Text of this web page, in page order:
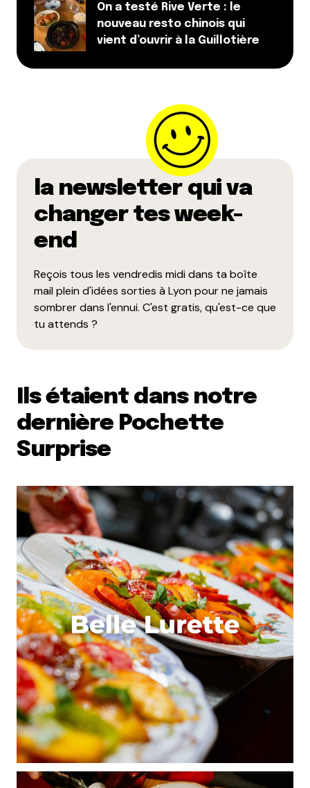
On a testé Rive Verte : le
nouveau resto chinois qui
vient d’ouvrir à la Guillotière
la newsletter qui va
changer tes week-
end
Reçois tous les vendredis midi dans ta boîte
mail plein d'idées sorties à Lyon pour ne jamais
sombrer dans l'ennui. C'est gratis, qu'est-ce que
tu attends ?
Ils étaient dans notre
dernière Pochette
Surprise